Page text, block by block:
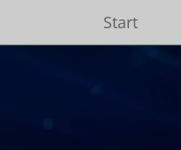
Start